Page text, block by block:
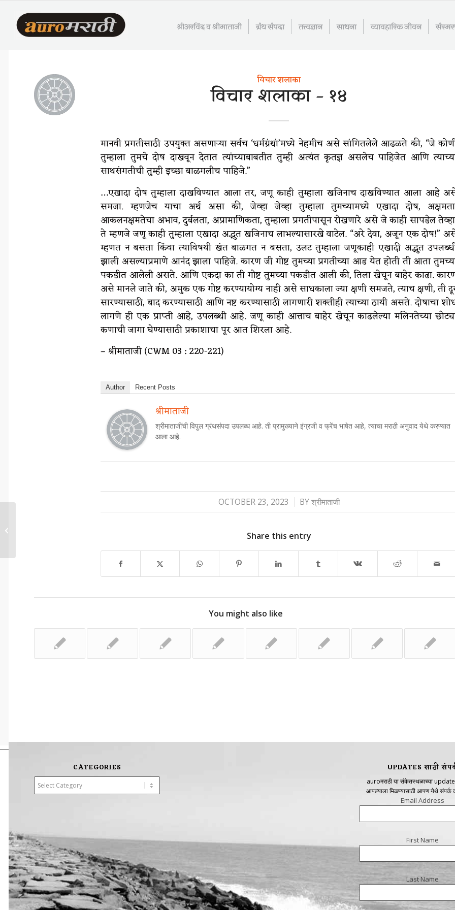
श्रीअरविंद व श्रीमाताजी ग्रंथ संपदा तत्त्वज्ञान साधना व्यावहारिक जीवन
विचार शलाका
विचार शलाका – १४
मानवी प्रगतीसाठी उपयुक्त असणाऱ्या सर्वच ‘धर्मग्रंथां’मध्ये नेहमीच असे सांगितलेले आढळते की, “जे
तुम्हाला तुमचे दोष दाखवून देतात त्यांच्याबाबतीत तुम्ही अत्यंत कृतज्ञ असलेच पाहिजेत आणि
साथसंगतीची तुम्ही इच्छा बाळगलीच पाहिजे.”
…एखादा दोष तुम्हाला दाखविण्यात आला तर, जणू काही तुम्हाला खजिनाच दाखविण्यात आला आहे
समजा. म्हणजेच याचा अर्थ असा की, जेव्हा जेव्हा तुम्हाला तुमच्यामध्ये एखादा दोष,
आकलनक्षमतेचा अभाव, दुर्बलता, अप्रामाणिकता, तुम्हाला प्रगतीपासून रोखणारे असे जे काही सापडेल
ते म्हणजे जणू काही तुम्हाला एखादा अद्भुत खजिनाच लाभल्यासारखे वाटेल. “अरे देवा, अजून एक दोष!”
म्हणत न बसता किंवा त्याविषयी खंत बाळगत न बसता, उलट तुम्हाला जणूकाही एखादी अद्भुत
झाली असल्याप्रमाणे आनंद झाला पाहिजे. कारण जी गोष्ट तुमच्या प्रगतीच्या आड येत होती ती आता
पकडीत आलेली असते. आणि एकदा का ती गोष्ट तुमच्या पकडीत आली की, तिला खेचून बाहेर काढा.
असे मानले जाते की, अमुक एक गोष्ट करण्यायोग्य नाही असे साधकाला ज्या क्षणी समजते, त्याच क्षणी, ती
सारण्यासाठी, बाद करण्यासाठी आणि नष्ट करण्यासाठी लागणारी शक्तीही त्याच्या ठायी असते. दोषाचा
लागणे ही एक प्राप्ती आहे, उपलब्धी आहे. जणू काही आत्ताच बाहेर खेचून काढलेल्या मलिनतेच्या
कणाची जागा घेण्यासाठी प्रकाशाचा पूर आत शिरला आहे.
– श्रीमाताजी (CWM 03 : 220-221)
Author Recent Posts
श्रीमाताजी
श्रीमाताजींची विपुल ग्रंथसंपदा उपलब्ध आहे. ती प्रामुख्याने इंग्रजी व फ्रेंच भाषेत आहे, त्याचा मराठी अनुवाद येथे करण्यात
आला आहे.
OCTOBER 23, 2023
/ BYश्रीमाताजी
Share this entry
You might also like
CATEGORIES UPDATES साठी
auroमराठी या संकेतस्थळाच्या
आपल्याला मिळण्यासाठी आपण येथे
Email Address
First Name
Last Name